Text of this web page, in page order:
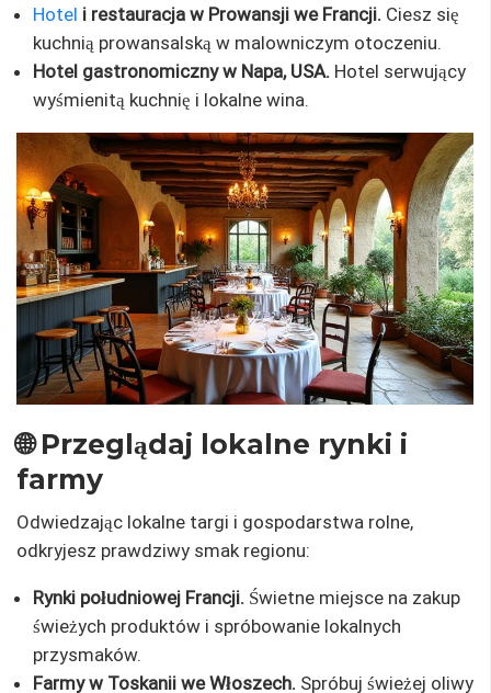
Hotel i restauracja w Prowansji we Francji. Ciesz się
kuchnią prowansalską w malowniczym otoczeniu.
Hotel gastronomiczny w Napa, USA. Hotel serwujący
wyśmienitą kuchnię i lokalne wina.
🌐 Przeglądaj lokalne rynki i
farmy
Odwiedzając lokalne targi i gospodarstwa rolne,
odkryjesz prawdziwy smak regionu:
Rynki południowej Francji. Świetne miejsce na zakup
świeżych produktów i spróbowanie lokalnych
przysmaków.
Farmy w Toskanii we Włoszech. Spróbuj świeżej oliwy